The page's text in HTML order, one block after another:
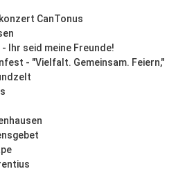
CanTonus
Ihr seid meine Freunde!
- "Vielfalt. Gemeinsam. Feiern,"